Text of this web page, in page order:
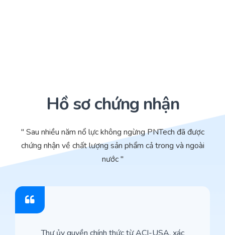
Hồ sơ chứng nhận
" Sau nhiều năm nổ lực không ngừng PNTech đã được
chứng nhận về chất lượng sản phẩm cả trong và ngoài
nước "